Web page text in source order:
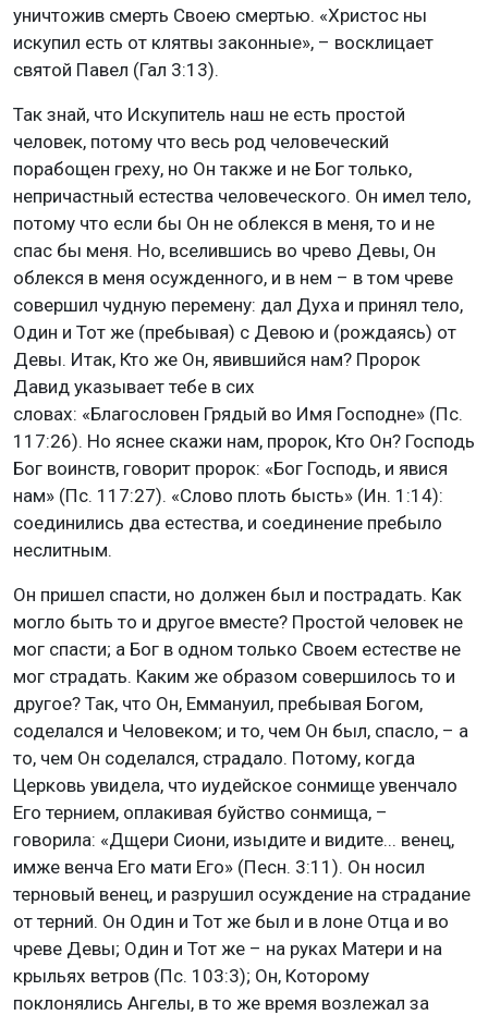
уничтожив смерть Своею смертью. «Христос ны
искупил есть от клятвы законные», – восклицает
святой Павел (Гал 3:13).
Так знай, что Искупитель наш не есть простой
человек, потому что весь род человеческий
порабощен греху, но Он также и не Бог только,
непричастный естества человеческого. Он имел тело,
потому что если бы Он не облекся в меня, то и не
спас бы меня. Но, вселившись во чрево Девы, Он
облекся в меня осужденного, и в нем – в том чреве
совершил чудную перемену: дал Духа и принял тело,
Один и Тот же (пребывая) с Девою и (рождаясь) от
Девы. Итак, Кто же Он, явившийся нам? Пророк
Давид указывает тебе в сих
словах: «Благословен Грядый во Имя Господне» (Пс.
117:26). Но яснее скажи нам, пророк, Кто Он? Господь
Бог воинств, говорит пророк: «Бог Господь, и явися
нам» (Пс. 117:27). «Слово плоть бысть» (Ин. 1:14):
соединились два естества, и соединение пребыло
неслитным.
Он пришел спасти, но должен был и пострадать. Как
могло быть то и другое вместе? Простой человек не
мог спасти; а Бог в одном только Своем естестве не
мог страдать. Каким же образом совершилось то и
другое? Так, что Он, Еммануил, пребывая Богом,
соделался и Человеком; и то, чем Он был, спасло, – а
то, чем Он соделался, страдало. Потому, когда
Церковь увидела, что иудейское сонмище увенчало
Его тернием, оплакивая буйство сонмища, –
говорила: «Дщери Сиони, изыдите и видите... венец,
имже венча Его мати Его» (Песн. 3:11). Он носил
терновый венец, и разрушил осуждение на страдание
от терний. Он Один и Тот же был и в лоне Отца и во
чреве Девы; Один и Тот же – на руках Матери и на
крыльях ветров (Пс. 103:3); Он, Которому
поклонялись Ангелы, в то же время возлежал за